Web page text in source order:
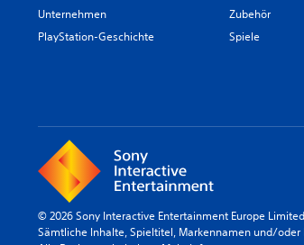
Unternehmen
PlayStation-Geschichte
Zubehör
Spiele
© 2026 Sony Interactive Entertainment Europe Limited
Sämtliche Inhalte, Spieltitel, Markennamen und/